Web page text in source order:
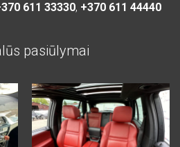
611 33330, +370 611 44440
pasiūlymai